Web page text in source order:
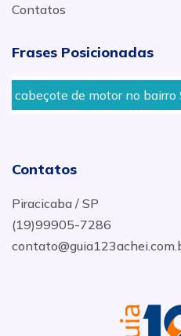
Contatos
Frases Posicionadas
motor no bairro Santa
Contatos
Piracicaba / SP
(19)99905-7286